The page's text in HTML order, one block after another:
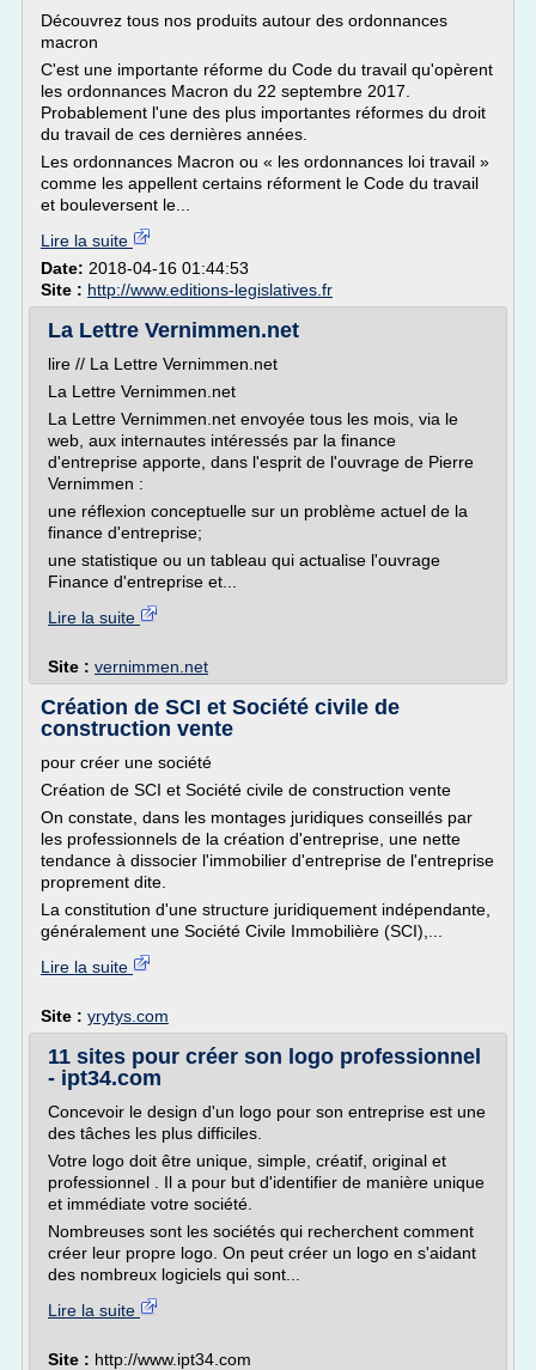
Découvrez tous nos produits autour des ordonnances
macron
C'est une importante réforme du Code du travail qu'opèrent
les ordonnances Macron du 22 septembre 2017.
Probablement l'une des plus importantes réformes du droit
du travail de ces dernières années.
Les ordonnances Macron ou « les ordonnances loi travail »
comme les appellent certains réforment le Code du travail
et bouleversent le...
Lire la suite
Date: 2018-04-16 01:44:53
Site : http://www.editions-legislatives.fr
La Lettre Vernimmen.net
lire // La Lettre Vernimmen.net
La Lettre Vernimmen.net
La Lettre Vernimmen.net envoyée tous les mois, via le
web, aux internautes intéressés par la finance
d'entreprise apporte, dans l'esprit de l'ouvrage de Pierre
Vernimmen :
une réflexion conceptuelle sur un problème actuel de la
finance d'entreprise;
une statistique ou un tableau qui actualise l'ouvrage
Finance d'entreprise et...
Lire la suite
Site : vernimmen.net
Création de SCI et Société civile de
construction vente
pour créer une société
Création de SCI et Société civile de construction vente
On constate, dans les montages juridiques conseillés par
les professionnels de la création d'entreprise, une nette
tendance à dissocier l'immobilier d'entreprise de l'entreprise
proprement dite.
La constitution d'une structure juridiquement indépendante,
généralement une Société Civile Immobilière (SCI),...
Lire la suite
Site : yrytys.com
11 sites pour créer son logo professionnel
- ipt34.com
Concevoir le design d'un logo pour son entreprise est une
des tâches les plus difficiles.
Votre logo doit être unique, simple, créatif, original et
professionnel . Il a pour but d'identifier de manière unique
et immédiate votre société.
Nombreuses sont les sociétés qui recherchent comment
créer leur propre logo. On peut créer un logo en s'aidant
des nombreux logiciels qui sont...
Lire la suite
Site : http://www.ipt34.com